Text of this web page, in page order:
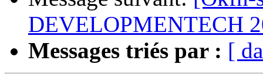
DEVELOPMENTECH
Messages triés par : [